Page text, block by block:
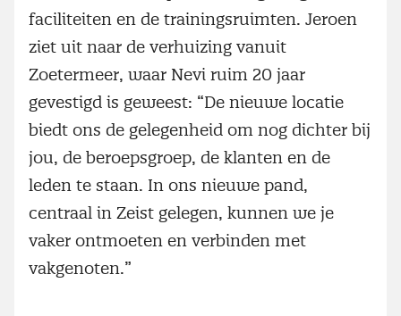
faciliteiten en de trainingsruimten. Jeroen
ziet uit naar de verhuizing vanuit
Zoetermeer, waar Nevi ruim 20 jaar
gevestigd is geweest: “De nieuwe locatie
biedt ons de gelegenheid om nog dichter bij
jou, de beroepsgroep, de klanten en de
leden te staan. In ons nieuwe pand,
centraal in Zeist gelegen, kunnen we je
vaker ontmoeten en verbinden met
vakgenoten.”